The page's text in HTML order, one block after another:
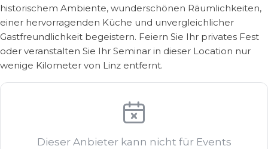
historischem Ambiente, wunderschönen Räumlichkeiten,
einer hervorragenden Küche und unvergleichlicher
Gastfreundlichkeit begeistern. Feiern Sie Ihr privates Fest
oder veranstalten Sie Ihr Seminar in dieser Location nur
wenige Kilometer von Linz entfernt.
Dieser Anbieter kann nicht für Events